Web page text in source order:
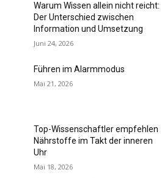
Warum Wissen allein nicht reicht:
Der Unterschied zwischen
Information und Umsetzung
Juni 24, 2026
Führen im Alarmmodus
Mai 21, 2026
Top-Wissenschaftler empfehlen
Nährstoffe im Takt der inneren
Uhr
Mai 18, 2026